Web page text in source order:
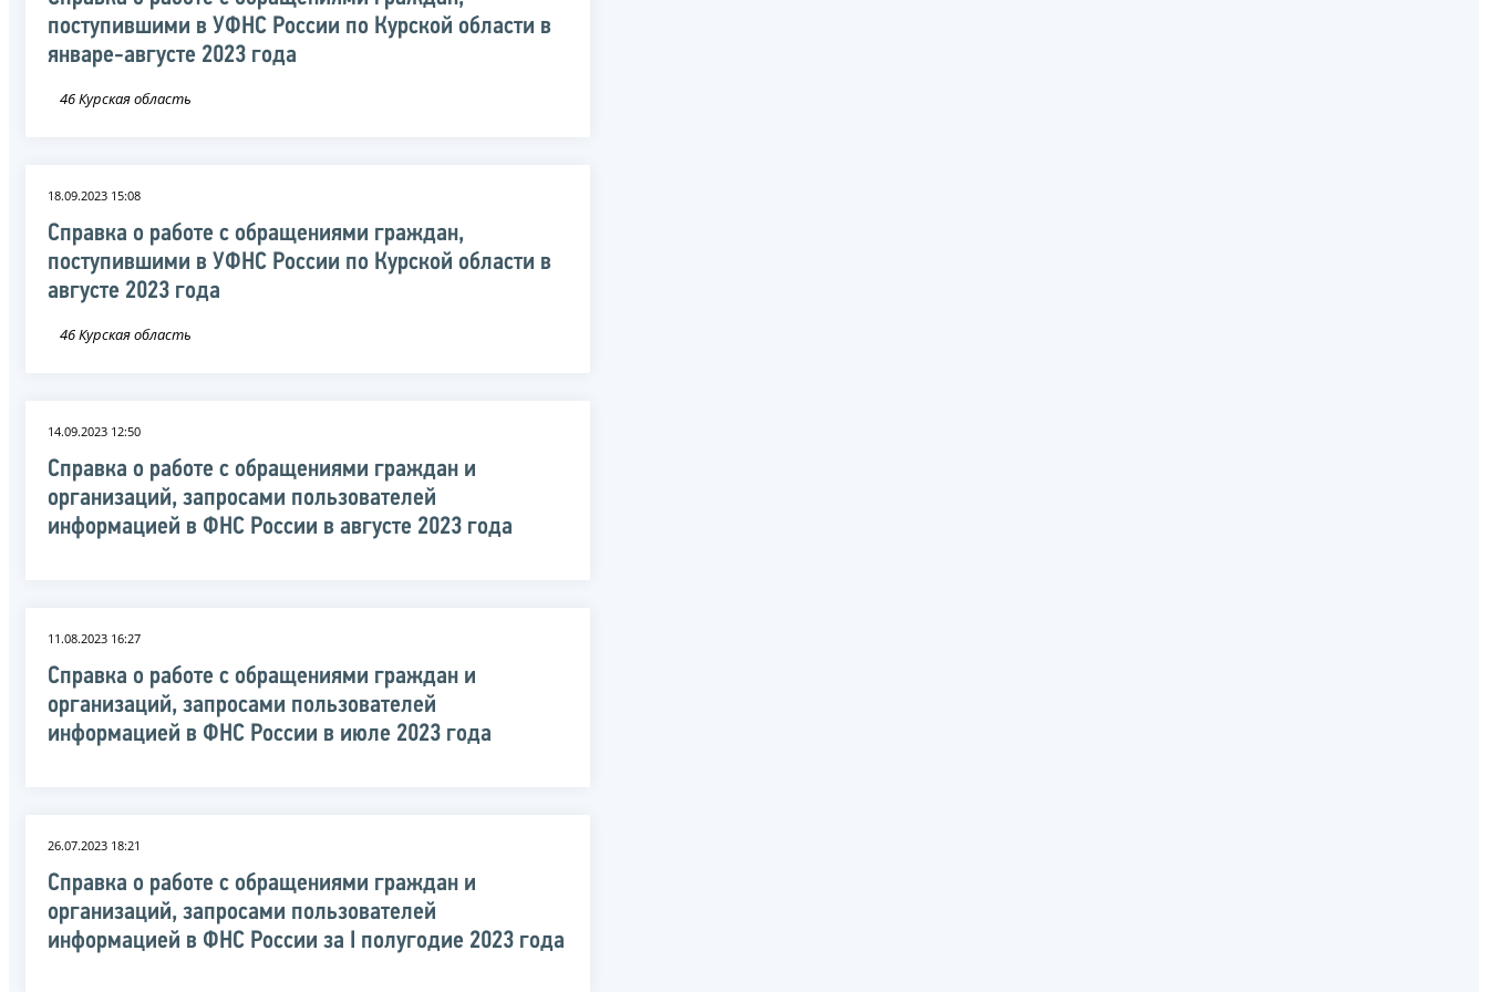
поступившими в УФНС России по Курской области в
январе-августе 2023 года
46 Курская область
18.09.2023 15:08
Справка о работе с обращениями граждан,
поступившими в УФНС России по Курской области в
августе 2023 года
46 Курская область
14.09.2023 12:50
Справка о работе с обращениями граждан и
организаций, запросами пользователей
информацией в ФНС России в августе 2023 года
11.08.2023 16:27
Справка о работе с обращениями граждан и
организаций, запросами пользователей
информацией в ФНС России в июле 2023 года
26.07.2023 18:21
Справка о работе с обращениями граждан и
организаций, запросами пользователей
информацией в ФНС России за I полугодие 2023 года